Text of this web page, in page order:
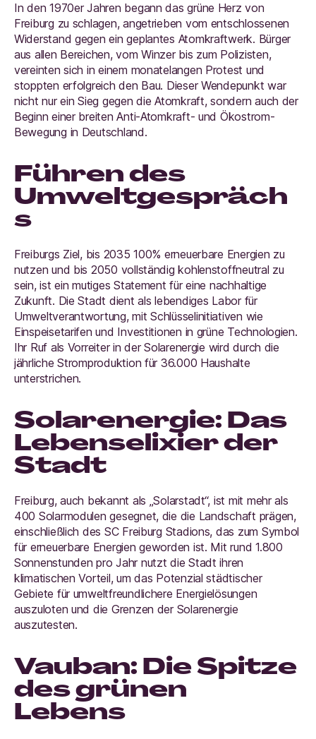
In den 1970er Jahren begann das grüne Herz von
Freiburg zu schlagen, angetrieben vom entschlossenen
Widerstand gegen ein geplantes Atomkraftwerk. Bürger
aus allen Bereichen, vom Winzer bis zum Polizisten,
vereinten sich in einem monatelangen Protest und
stoppten erfolgreich den Bau. Dieser Wendepunkt war
nicht nur ein Sieg gegen die Atomkraft, sondern auch der
Beginn einer breiten Anti-Atomkraft- und Ökostrom-
Bewegung in Deutschland.
Führen des
Umweltgespräch
s
Freiburgs Ziel, bis 2035 100% erneuerbare Energien zu
nutzen und bis 2050 vollständig kohlenstoffneutral zu
sein, ist ein mutiges Statement für eine nachhaltige
Zukunft. Die Stadt dient als lebendiges Labor für
Umweltverantwortung, mit Schlüsselinitiativen wie
Einspeisetarifen und Investitionen in grüne Technologien.
Ihr Ruf als Vorreiter in der Solarenergie wird durch die
jährliche Stromproduktion für 36.000 Haushalte
unterstrichen.
Solarenergie: Das
Lebenselixier der
Stadt
Freiburg, auch bekannt als „Solarstadt“, ist mit mehr als
400 Solarmodulen gesegnet, die die Landschaft prägen,
einschließlich des SC Freiburg Stadions, das zum Symbol
für erneuerbare Energien geworden ist. Mit rund 1.800
Sonnenstunden pro Jahr nutzt die Stadt ihren
klimatischen Vorteil, um das Potenzial städtischer
Gebiete für umweltfreundlichere Energielösungen
auszuloten und die Grenzen der Solarenergie
auszutesten.
Vauban: Die Spitze
des grünen
Lebens